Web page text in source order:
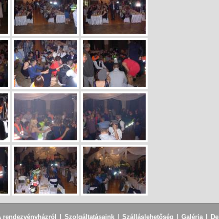
rendezvényházról | Szolgáltatásaink | Szálláslehetőség | Galéria |